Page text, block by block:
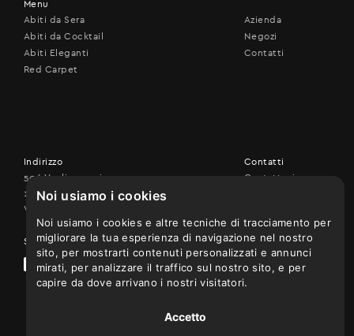
Noi usiamo i cookies
Noi usiamo i cookies e altre tecniche di tracciamento per
migliorare la tua esperienza di navigazione nel nostro
sito, per mostrarti contenuti personalizzati e annunci
mirati, per analizzare il traffico sul nostro sito, e per
capire da dove arrivano i nostri visitatori.
Accetto
Menu
Abiti da Sera
Abiti da Cocktail
Abiti Eleganti
Red Carpet
Azienda
Negozi
Contatti
Indirizzo
506 Vouliagmenis ave.,
17456 Alimos
Vedi sulla mappa
Seguici su
Contatti
Contattaci